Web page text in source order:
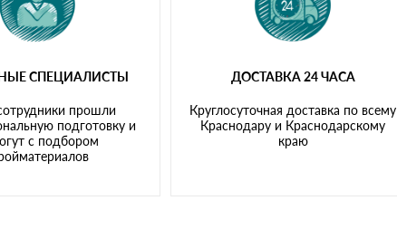
СПЕЦИАЛИСТЫ
прошли
подготовку и
с подбором
ДОСТАВКА 24 ЧАСА
Круглосуточная доставка по всему
Краснодару и Краснодарскому
краю